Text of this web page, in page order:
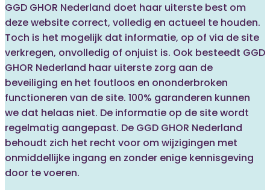
GGD GHOR Nederland doet haar uiterste best om
deze website correct, volledig en actueel te houden.
Toch is het mogelijk dat informatie, op of via de site
verkregen, onvolledig of onjuist is. Ook besteedt GGD
GHOR Nederland haar uiterste zorg aan de
beveiliging en het foutloos en ononderbroken
functioneren van de site. 100% garanderen kunnen
we dat helaas niet. De informatie op de site wordt
regelmatig aangepast. De GGD GHOR Nederland
behoudt zich het recht voor om wijzigingen met
onmiddellijke ingang en zonder enige kennisgeving
door te voeren.